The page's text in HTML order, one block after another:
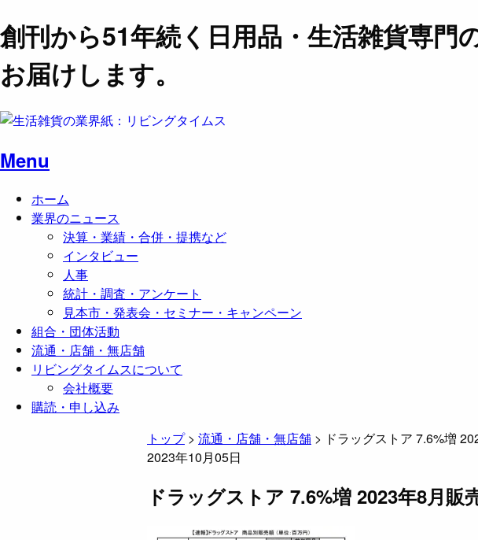
創刊から51年続く日用品・生活雑貨専門
お届けします。
Menu
ホーム
業界のニュース
決算・業績・合併・提携など
インタビュー
人事
統計・調査・アンケート
見本市・発表会・セミナー・キャンペーン
組合・団体活動
流通・店舗・無店舗
リビングタイムスについて
会社概要
購読・申し込み
トップ> 流通・店舗・無店舗 > ドラッグストア 7.6%増
2023年10月05日
ドラッグストア 7.6%増 2023年8月販